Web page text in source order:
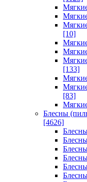
[10]
[133]
[83]
Блесны
[4626]